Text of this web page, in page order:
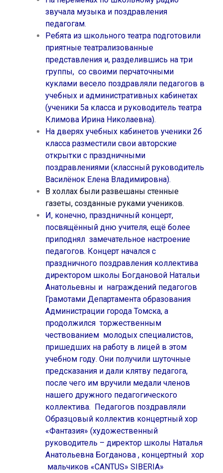
звучала музыка и поздравления
педагогам.
Ребята из школьного театра подготовили
приятные театрализованные
представления и, разделившись на три
группы, со своими перчаточными
куклами весело поздравляли педагогов в
учебных и административных кабинетах
(ученики 5а класса и руководитель театра
Климова Ирина Николаевна).
На дверях учебных кабинетов ученики 2б
класса разместили свои авторские
открытки с праздничными
поздравлениями (классный руководитель
Василёнок Елена Владимировна).
В холлах были развешаны стенные
газеты, созданные руками учеников.
И, конечно, праздничный концерт,
посвящённый дню учителя, ещё более
приподнял замечательное настроение
педагогов. Концерт начался с
праздничного поздравления коллектива
директором школы Богдановой Натальи
Анатольевны и награждений педагогов
Грамотами Департамента образования
Администрации города Томска, а
продолжился торжественным
чествованием молодых специалистов,
пришедших на работу в лицей в этом
учебном году. Они получили шуточные
предсказания и дали клятву педагога,
после чего им вручили медали членов
нашего дружного педагогического
коллектива. Педагогов поздравляли
Образцовый коллектив концертный хор
«Фантазия» (художественный
руководитель – директор школы Наталья
Анатольевна Богданова , концертный хор
мальчиков «CANTUS» SIBERIA»